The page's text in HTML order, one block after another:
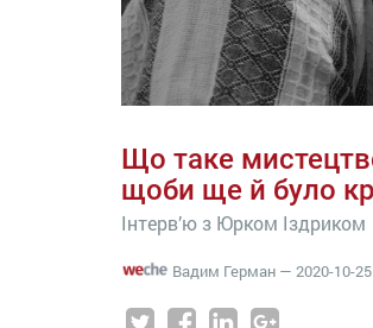
Що таке
щоби ще й було
Інтерв’ю з Юрком Іздриком
Вадим Герман — 2020-10-25